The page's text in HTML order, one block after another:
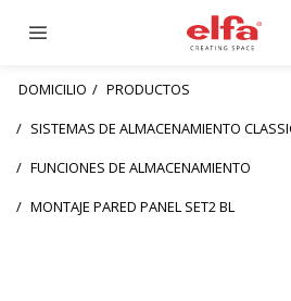
DOMICILIO
PRODUCTOS
SISTEMAS DE ALMACENAMIENTO
FUNCIONES DE ALMACENAMIENTO
MONTAJE PARED PANEL SET2 BL